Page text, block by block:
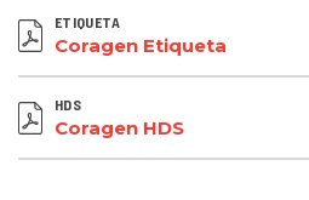
ETIQUETA
Coragen Etiqueta
HDS
Coragen HDS